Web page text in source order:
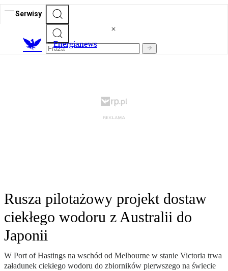
Serwisy
Energianews
Rusza pilotażowy projekt dostaw
ciekłego wodoru z Australii do
Japonii
W Port of Hastings na wschód od Melbourne w stanie Victoria trwa
załadunek ciekłego wodoru do zbiorników pierwszego na świecie